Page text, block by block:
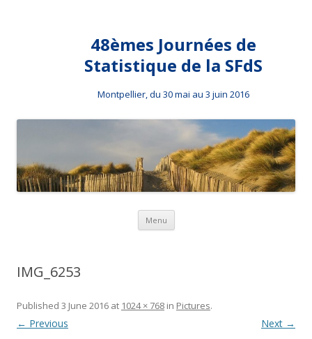
48èmes Journées de
Statistique de la SFdS
Montpellier, du 30 mai au 3 juin 2016
Menu Skip to content
IMG_6253
Published 3 June 2016 at 1024 × 768 in Pictures.
← Previous Next →